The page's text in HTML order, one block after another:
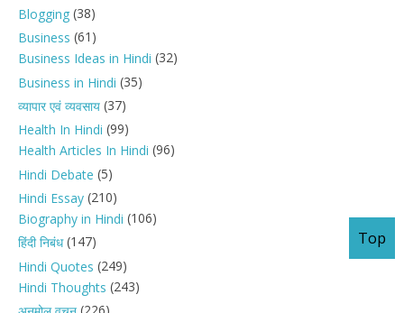
Blogging (38)
Business (61)
Business Ideas in Hindi (32)
Business in Hindi (35)
व्यापार एवं व्यवसाय (37)
Health In Hindi (99)
Health Articles In Hindi (96)
Hindi Debate (5)
Hindi Essay (210)
Biography in Hindi (106)
हिंदी निबंध(147)
Hindi Quotes (249)
Hindi Thoughts (243)
Top